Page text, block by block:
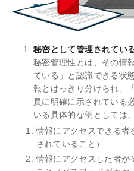
秘密として管理されてい
秘密管理性とは、その情
ている」と認識できる状
報とはっきり分けられ、
員に明確に示されている
いる具体的な例としては、
情報にアクセスできる者
されていること）
情報にアクセスした者が